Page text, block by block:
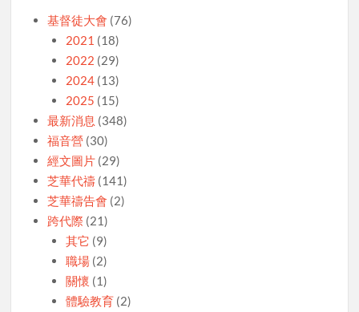
基督徒大會 (76)
2021 (18)
2022 (29)
2024(13)
2025 (15)
最新消息 (348)
福音營 (30)
經文圖片 (29)
芝華代禱 (141)
芝華禱告會 (2)
跨代際 (21)
其它 (9)
職場(2)
關懷 (1)
體驗教育(2)